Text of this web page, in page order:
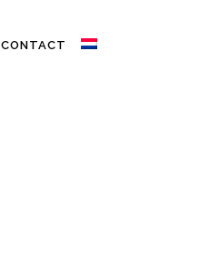
CONTACT